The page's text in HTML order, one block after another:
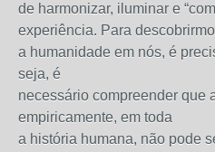
de harmonizar, iluminar e
experiência. Para
a humanidade em nós, é
seja, é
necessário compreender que
empiricamente, em toda
a história humana, não pode